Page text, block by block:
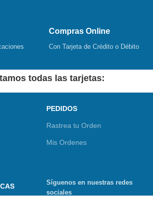
Compras Online
Con Tarjeta de Crédito o Débito
todas las tarjetas:
PEDIDOS
Rastrea tu Orden
Mis Ordenes
Síguenos en nuestras redes
sociales